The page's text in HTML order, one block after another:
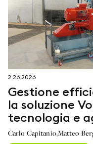
2.26.2026
Gestione
la soluzione
tecnologia e
Carlo Capitanio,Matteo